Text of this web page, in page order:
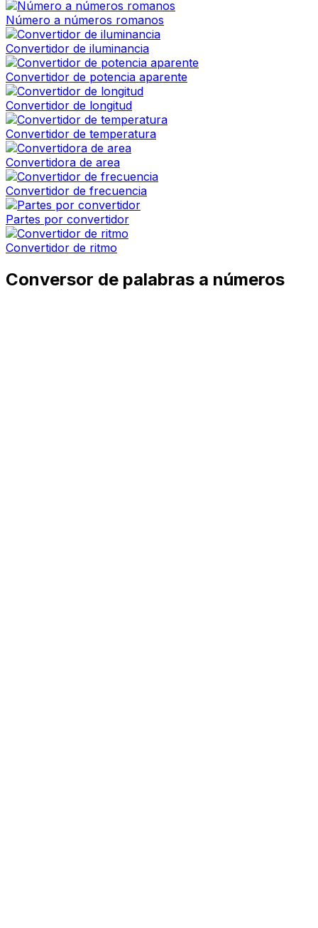
Número a números romanos
Convertidor de iluminancia
Convertidor de potencia aparente
Convertidor de longitud
Convertidor de temperatura
Convertidora de area
Convertidor de frecuencia
Partes por convertidor
Convertidor de ritmo
Conversor de palabras a números